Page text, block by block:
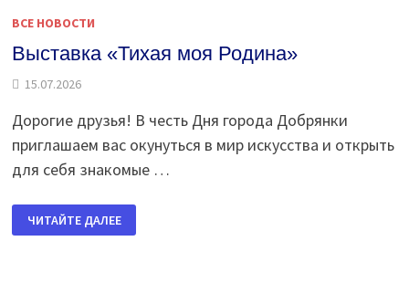
ВСЕ НОВОСТИ
Выставка «Тихая моя Родина»
15.07.2026
Дорогие друзья! В честь Дня города Добрянки
приглашаем вас окунуться в мир искусства и открыть
для себя знакомые …
ВЫСТАВКА
«ТИХАЯ
МОЯ
ЧИТАЙТЕ ДАЛЕЕ